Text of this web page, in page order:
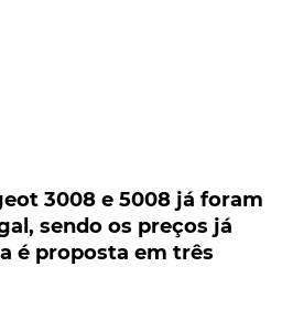
sendo os preços já
proposta em três níveis.
3008 e 5008 já foram
os preços já
3008 e 5008 já foram
sendo os preços já
é proposta em três